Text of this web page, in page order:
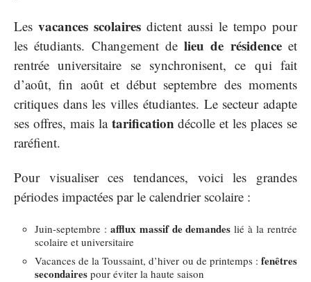
Les vacances scolaires dictent aussi le tempo pour
les étudiants. Changement delieu de résidenceet
rentrée universitaire se synchronisent, ce qui fait
d’août, fin août et début septembre des moments
critiques dans les villes étudiantes. Le secteur adapte
ses offres, mais la tarification décolle et les places se
raréfient.
Pour visualiser ces tendances, voici les grandes
périodes impactées par le calendrier scolaire :
Juin-septembre : afflux massif de demandes lié à la rentrée
scolaire et universitaire
Vacances de la Toussaint, d’hiver ou de printemps : fenêtres
secondaires pour éviter la haute saison